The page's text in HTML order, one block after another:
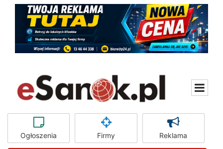
Ogłoszenia Firmy Reklama